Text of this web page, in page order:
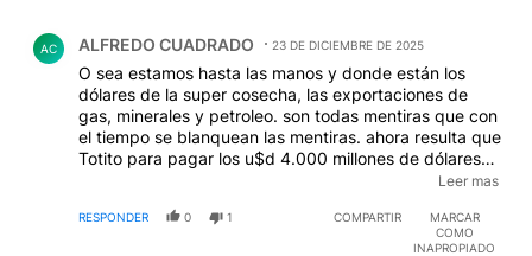
AC ALFREDO CUADRADO 23 DE DICIEMBRE DE 2025
O sea estamos hasta las manos y donde están los
dólares de la super cosecha, las exportaciones de
gas, minerales y petroleo. son todas mentiras que con
el tiempo se blanquean las mentiras. ahora resulta que
Totito para pagar los u$d 4.000 millones de dólares
de deudas no recurre a la banca extranjera, quiere
por que lo hace, por que ya sondeo el mercado y no
le prestan un mango, le tienen picado el boleto. Los
Leer mas
RESPONDER 0 1 COMPARTIR
MARCAR
COMO
INAPROPIADO